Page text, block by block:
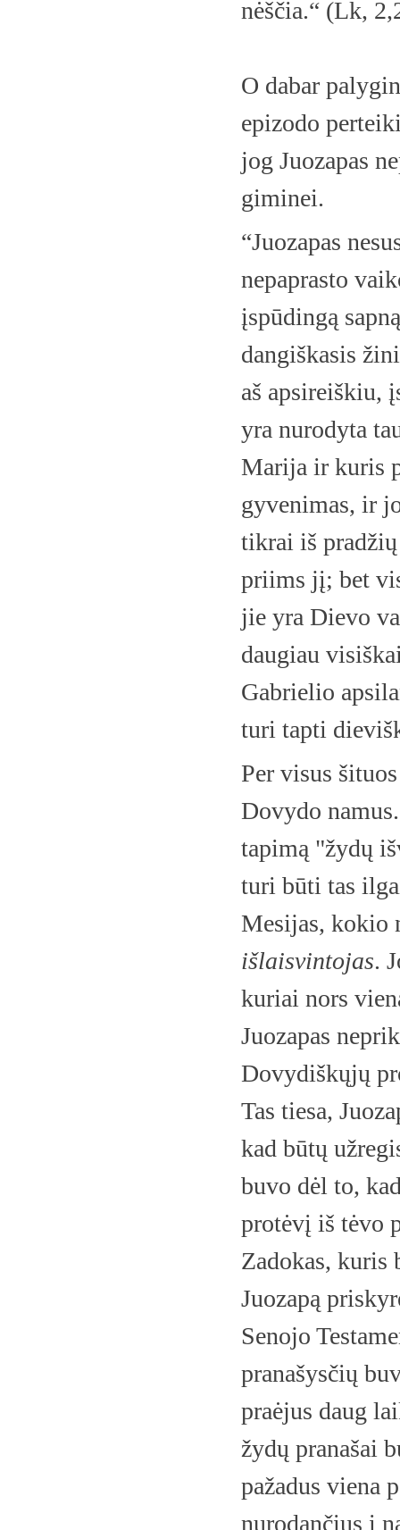
nėščia.“ (Lk,
O dabar
epizodo
jog Juozapas
giminei.
“Juozapas
nepaprasto
įspūdingą
dangiškasis
aš apsireiškiu,
yra nurodyta
Marija ir kuris
gyvenimas, ir
tikrai iš pradžių
priims jį; bet
jie yra Dievo
daugiau
Gabrielio
turi tapti
Per visus
Dovydo
tapimą "žydų
turi būti tas
Mesijas, kokio
išlaisvintojas.
kuriai nors
Juozapas
Dovydiškųjų
Tas tiesa,
kad būtų
buvo dėl to,
protėvį iš tėvo
Zadokas,
Juozapą
Senojo
pranašysčių
praėjus daug
žydų pranašai
pažadus viena
nurodančius į